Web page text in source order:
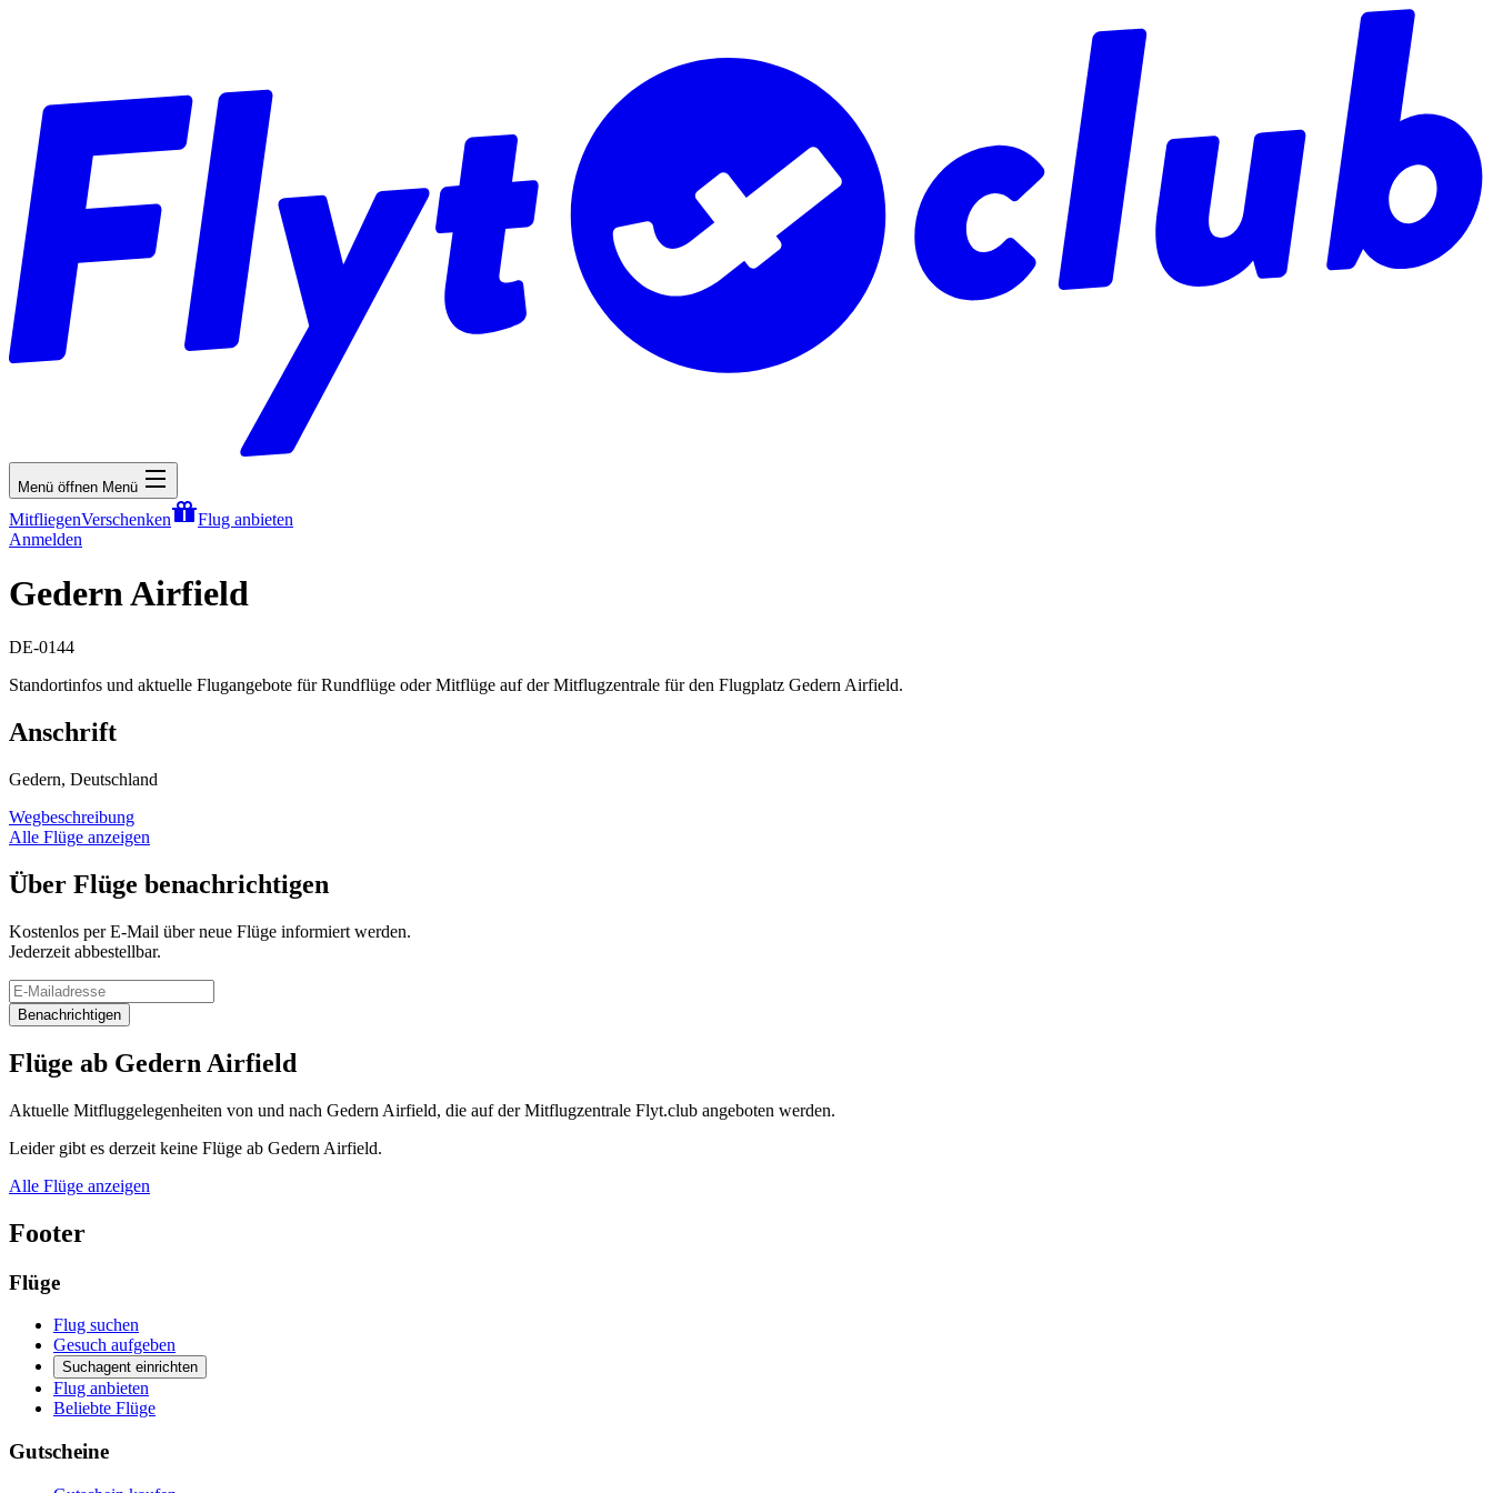
Menü öffnen Menü
MitfliegenVerschenken
Flug anbieten
Anmelden
Gedern Airfield
DE-0144
Standortinfos und aktuelle Flugangebote für Rundflüge oder Mitflüge auf der Mitflugzentrale für den Flugplatz Gedern Airfield.
Anschrift
Gedern, Deutschland
Wegbeschreibung
Alle Flüge anzeigen
Über Flüge benachrichtigen
Kostenlos per E-Mail über neue Flüge informiert werden.
Jederzeit abbestellbar.
Benachrichtigen
Flüge ab Gedern Airfield
Aktuelle Mitfluggelegenheiten von und nach Gedern Airfield, die auf der Mitflugzentrale Flyt.club angeboten werden.
Leider gibt es derzeit keine Flüge ab Gedern Airfield.
Alle Flüge anzeigen
Footer
Flüge
Flug suchen
Gesuch aufgeben
Suchagent einrichten
Flug anbieten
Beliebte Flüge
Gutscheine